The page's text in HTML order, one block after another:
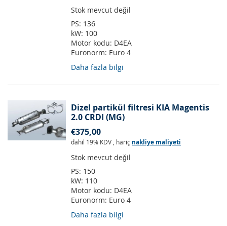
Stok mevcut değil
PS: 136
kW: 100
Motor kodu: D4EA
Euronorm: Euro 4
Daha fazla bilgi
Dizel partikül filtresi KIA Magentis
2.0 CRDI (MG)
€375,00
dahil 19% KDV , hariç nakliye maliyeti
Stok mevcut değil
PS: 150
kW: 110
Motor kodu: D4EA
Euronorm: Euro 4
Daha fazla bilgi